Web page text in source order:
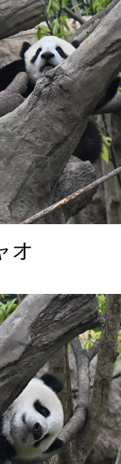
オ